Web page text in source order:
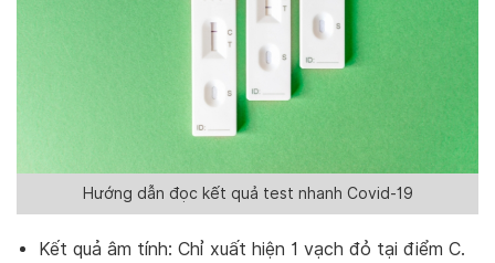
Hướng dẫn đọc kết quả test nhanh Covid-19
Kết quả âm tính: Chỉ xuất hiện 1 vạch đỏ tại điểm C.